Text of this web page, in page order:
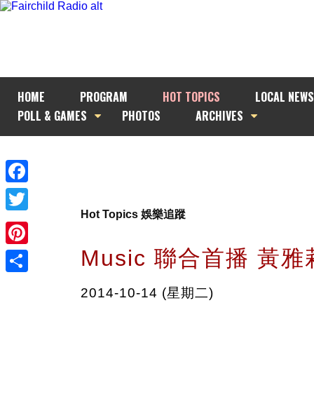
HOME PROGRAM HOT TOPICS
LOCAL NEWS
POLL & GAMES
PHOTOS ARCHIVES
Facebook
Twitter
Pinterest
Hot Topics 娛樂追蹤
Music 聯合首播 黃雅
2014-10-14 (星期二)